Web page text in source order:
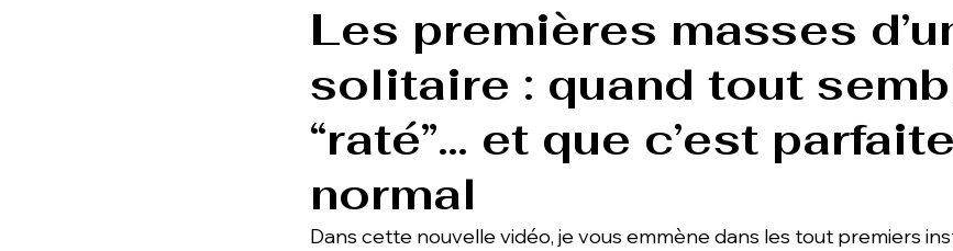
Les premières masses
solitaire : quand tout
“raté”… et que c’est
normal
Dans cette nouvelle vidéo, je vous emmène dans les tout premiers